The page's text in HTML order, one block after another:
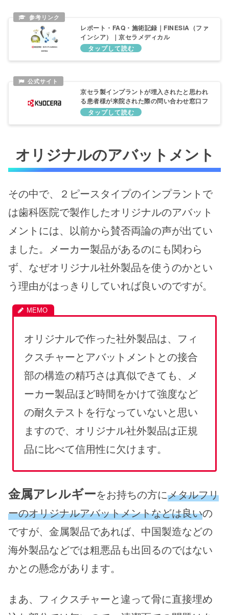
レポート・FAQ・施術記録｜FINESIA（ファ
インシア）｜京セラメディカル
京セラ製インプラントが埋入されたと思われ
る患者様が来院された際の問い合わせ窓口フ
ォーム | 京セラメディカル株式会社
オリジナルのアバットメント
その中で、２ピースタイプのインプラントで
は歯科医院で製作したオリジナルのアバット
メントには、以前から賛否両論の声が出てい
ました。メーカー製品があるのにも関わら
ず、なぜオリジナル社外製品を使うのかとい
う理由がはっきりしていれば良いのですが。
オリジナルで作った社外製品は、フィ
クスチャーとアバットメントとの接合
部の構造の精巧さは真似できても、メ
ーカー製品ほど時間をかけて強度など
の耐久テストを行なっていないと思い
ますので、オリジナル社外製品は正規
品に比べて信用性に欠けます。
金属アレルギーをお持ちの方にメタルフリ
ーのオリジナルアバットメントなどは良いの
ですが、金属製品であれば、中国製造などの
海外製品などでは粗悪品も出回るのではない
かとの懸念があります。
まあ、フィクスチャーと違って骨に直接埋め